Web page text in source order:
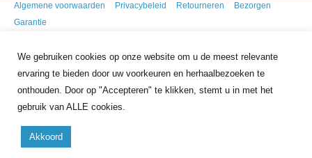
We gebruiken cookies op onze website om u de meest relevante
ervaring te bieden door uw voorkeuren en herhaalbezoeken te
onthouden. Door op "Accepteren" te klikken, stemt u in met het
gebruik van ALLE cookies.
Akkoord
Algemene voorwaarden Privacybeleid Retourneren
Bezorgen
Garantie
Copyright 2026 Mr. Animal